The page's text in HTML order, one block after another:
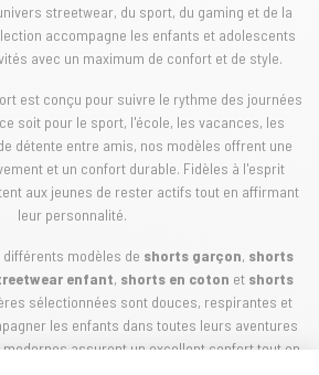
streetwear, du sport, du gaming et de la
accompagne les enfants et adolescents
avec un maximum de confort et de style.
est conçu pour suivre le rythme des journées
soit pour le sport, l'école, les vacances, les
détente entre amis, nos modèles offrent une
et un confort durable. Fidèles à l'esprit
aux jeunes de rester actifs tout en affirmant
leur personnalité.
modèles de shorts garçon, shorts
enfant, shorts en coton et shorts
sélectionnées sont douces, respirantes et
les enfants dans toutes leurs aventures
assurent un excellent confort tout en